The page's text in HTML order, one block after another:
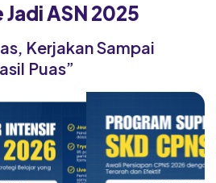
ASN 2025
Kerjakan Sampai
Puas”